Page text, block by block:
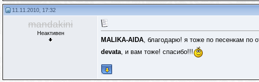
11.11.2010, 17:32
mandakini
Неактивен
MALIKA-AIDA , благодарю! я тоже по песенкам по
devata , и вам тоже! спасибо!!!